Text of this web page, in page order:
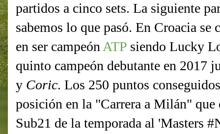
partidos a cinco sets. La siguiente
sabemos lo que pasó. En Croacia
en ser campeón ATP siendo Lucky
quinto campeón debutante en 2017
y Coric. Los 250 puntos
posición en la "Carrera a Milán" que
Sub21 de la temporada al 'Masters